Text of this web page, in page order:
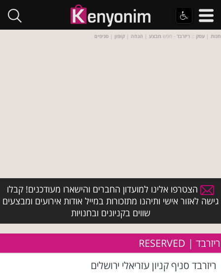
חנות | עסק :: ריזרבד - חפש מבצע | הנחה | קופון | סניפים
הצטרפו אלינו למועדון החברים והישארו מעודכנים! קבלו
גישה לאזור אישי ותיהנו מתזכורות במייל אודות אירועים ומבצעים
שווים בקניונים ובחנויות
ריזרבד | RESERVED
ריזרבד סניף קניון עזריאלי ירושלים